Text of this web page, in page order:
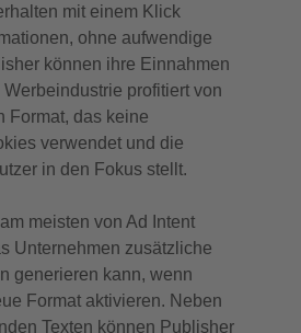
mit einem Klick
ohne aufwendige
können ihre Einnahmen
profitiert von
Format, das keine
verwendet und die
in den Fokus stellt.
meisten von Ad Intent
Unternehmen zusätzliche
generieren kann, wenn
Format aktivieren. Neben
Texten können Publisher